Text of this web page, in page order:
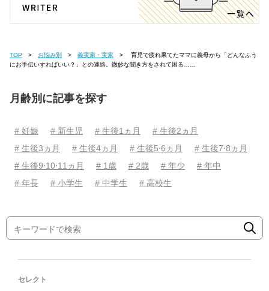
TOP お悩み別 義実家・実家
にお手伝いすればいい？」との連絡。微妙な聞き方をされて困る……
月齢別に記事を探す
# 妊娠 # 新生児 # 生後1ヵ月
# 生後2ヵ月
# 生後3ヵ月
# 生後4ヵ月 # 生後5⋅6ヵ月
# 生後7⋅8ヵ月
# 生後9⋅10⋅11ヵ月
# 1歳 # 2歳 # 年少
# 年中
# 年長
# 小学生 # 中学生 # 高校生
セレクト